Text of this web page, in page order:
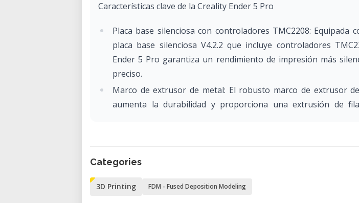
Características clave de la Creality Ender 5 Pro
Placa base silenciosa con controladores TMC2208: Equipada
placa base silenciosa V4.2.2 que incluye controladores
Ender 5 Pro garantiza un rendimiento de impresión más
preciso.
Marco de extrusor de metal: El robusto marco de extrusor
aumenta la durabilidad y proporciona una extrusión de
especialmente beneficiosa al imprimir con materiales flexibles.
con hoja adhesiva ofrece una fuerte adherencia durante la
Categories
3D Printing FDM - Fused Deposition Modeling